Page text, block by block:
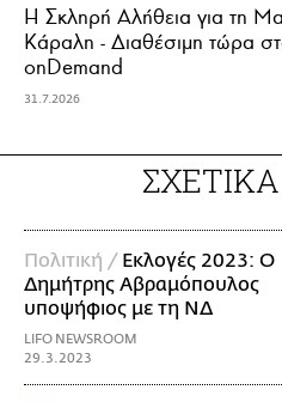
Η Σκληρή Αλήθεια για τη
Κάραλη - Διαθέσιμη τώρα
onDemand
31.7.2026
Πολιτική / Εκλογές 2023: Ο
Δημήτρης Αβραμόπουλος
υποψήφιος με τη ΝΔ
LIFO NEWSROOM
29.3.2023